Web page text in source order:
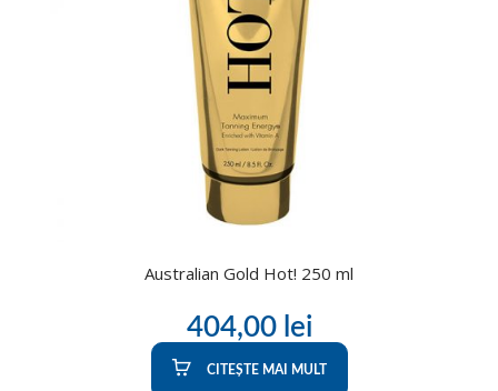
Australian Gold Hot! 250 ml
404,00 lei
CITEȘTE MAI MULT